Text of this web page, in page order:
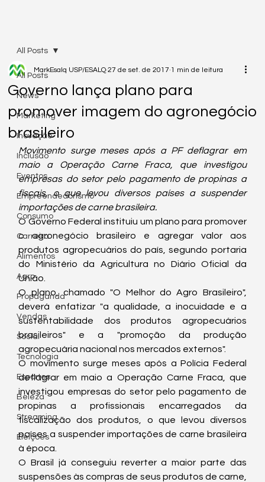
All Posts
News
Marketing
Inovação
Inclusão
Eventos
Empreendedorismo
Consumo
Carreira
Alimentos
Agro
Propaganda
Vendas
Social
Tecnologia
Esportes
Beleza
Streaming
Eleições
All Posts
Governo lança plano para
promover imagem do agronegócio
brasileiro
MarkEsalq USP/ESALQ 27 de set. de 2017 1 min de leitura
Movimento surge meses após a PF deflagrar em
maio a Operação Carne Fraca, que investigou
empresas do setor pelo pagamento de propinas a
fiscais, o que levou diversos países a suspender
importações de carne brasileira.
O Governo Federal instituiu um plano para promover
o agronegócio brasileiro e agregar valor aos
produtos agropecuários do país, segundo portaria
do Ministério da Agricultura no Diário Oficial da
União.
O plano, chamado "O Melhor do Agro Brasileiro",
deverá enfatizar "a qualidade, a inocuidade e a
sustentabilidade dos produtos agropecuários
brasileiros" e a "promoção da produção
agropecuária nacional nos mercados externos".
O movimento surge meses após a Polícia Federal
deflagrar em maio a Operação Carne Fraca, que
investigou empresas do setor pelo pagamento de
propinas a profissionais encarregados da
fiscalização dos produtos, o que levou diversos
países a suspender importações de carne brasileira
à época.
O Brasil já conseguiu reverter a maior parte das
suspensões às compras de seus produtos de carne,